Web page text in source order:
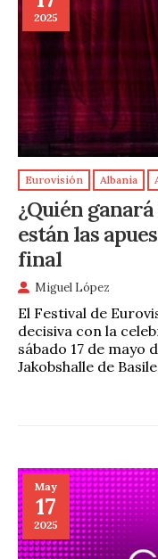
2025
Eurovisión Albania
¿Quién
están las
final
Miguel López
El Festival de
decisiva con la
sábado 17 de mayo
Jakobshalle de
May
17
2025